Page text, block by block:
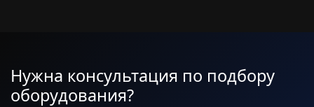
Нужна консультация по подбору
оборудования?